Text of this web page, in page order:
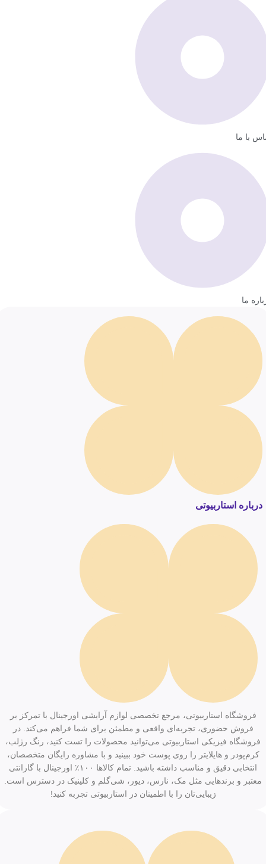
با ما
ما
درباره استاربیوتی
فروشگاه استاربیوتی، مرجع تخصصی لوازم آرایشی اورجینال با تمرکز بر
فروش حضوری، تجربه‌ای واقعی و مطمئن برای شما فراهم می‌کند. در
فروشگاه فیزیکی استاربیوتی می‌توانید محصولات را تست کنید، رنگ رژلب،
کرم‌پودر و هایلایتر را روی پوست خود ببینید و با مشاوره رایگان متخصصان،
انتخابی دقیق و مناسب داشته باشید. تمام کالاها ۱۰۰٪ اورجینال با گارانتی
معتبر و برندهایی مثل مک، نارس، دیور، شی‌گلم و کلینیک در دسترس است.
زیبایی‌تان را با اطمینان در استاربیوتی تجربه کنید!